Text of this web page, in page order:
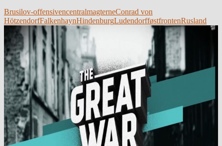
Brusilov-offensivencentralmagterneConrad von
HötzendorfFalkenhaynHindenburgLudendorfføstfrontenRusland